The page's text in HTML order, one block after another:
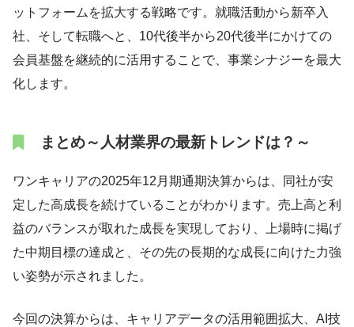
ットフォームを拡大する戦略です。就職活動から新卒入
社、そして転職へと、10代後半から20代後半にかけての
会員基盤を継続的に活用することで、事業シナジーを最大
化します。
まとめ～人材業界の最新トレンドは？～
ワンキャリアの2025年12月期通期決算からは、同社が安
定した高成長を続けていることがわかります。売上高と利
益のバランスが取れた成長を実現しており、上場時に掲げ
た中期目標の達成と、その先の長期的な成長に向けた力強
い姿勢が示されました。
今回の決算からは、キャリアデータの活用範囲拡大、AI技